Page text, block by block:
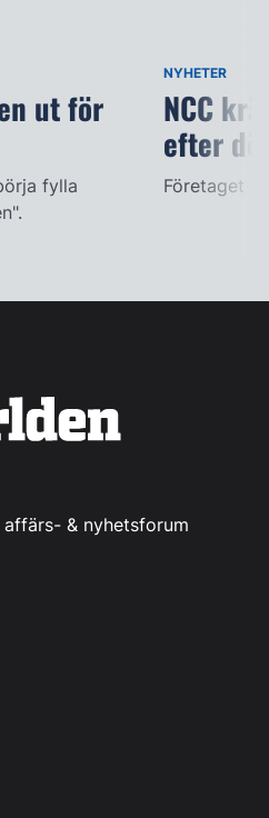
ut för
fylla
NYHETER
NCC
efter
Företaget
& nyhetsforum